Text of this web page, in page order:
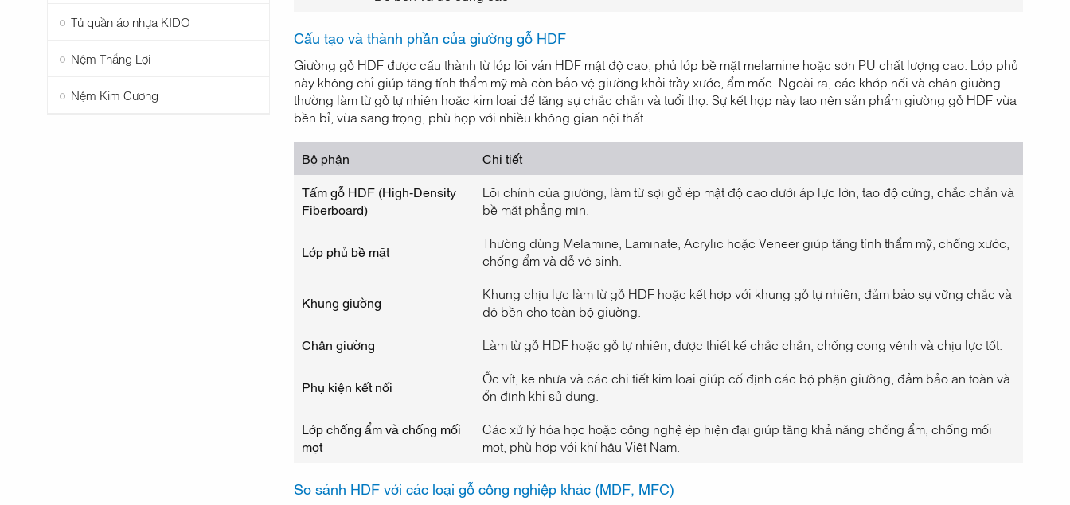
Tủ quần áo nhựa KIDO
Nệm Thắng Lợi
Nệm Kim Cương
Cấu tạo và thành phần của giường gỗ HDF
Giường gỗ HDF được cấu thành từ lớp lõi ván HDF mật độ cao, phủ lớp bề mặt melamine hoặc sơn PU chất lượng cao. Lớp phủ
này không chỉ giúp tăng tính thẩm mỹ mà còn bảo vệ giường khỏi trầy xước, ẩm mốc. Ngoài ra, các khớp nối và chân giường
thường làm từ gỗ tự nhiên hoặc kim loại để tăng sự chắc chắn và tuổi thọ. Sự kết hợp này tạo nên sản phẩm giường gỗ HDF vừa
bền bỉ, vừa sang trọng, phù hợp với nhiều không gian nội thất.
Bộ phận
Chi tiết
Tấm gỗ HDF (High-Density
Fiberboard)
Lõi chính của giường, làm từ sợi gỗ ép mật độ cao dưới áp lực lớn, tạo độ cứng, chắc chắn và
bề mặt phẳng mịn.
Lớp phủ bề mặt
Thường dùng Melamine, Laminate, Acrylic hoặc Veneer giúp tăng tính thẩm mỹ, chống xước,
chống ẩm và dễ vệ sinh.
Khung giường
Khung chịu lực làm từ gỗ HDF hoặc kết hợp với khung gỗ tự nhiên, đảm bảo sự vững chắc và
độ bền cho toàn bộ giường.
Chân giường
Làm từ gỗ HDF hoặc gỗ tự nhiên, được thiết kế chắc chắn, chống cong vênh và chịu lực tốt.
Phụ kiện kết nối
Ốc vít, ke nhựa và các chi tiết kim loại giúp cố định các bộ phận giường, đảm bảo an toàn và
ổn định khi sử dụng.
Lớp chống ẩm và chống mối
mọt
Các xử lý hóa học hoặc công nghệ ép hiện đại giúp tăng khả năng chống ẩm, chống mối
mọt, phù hợp với khí hậu Việt Nam.
So sánh HDF với các loại gỗ công nghiệp khác (MDF, MFC)